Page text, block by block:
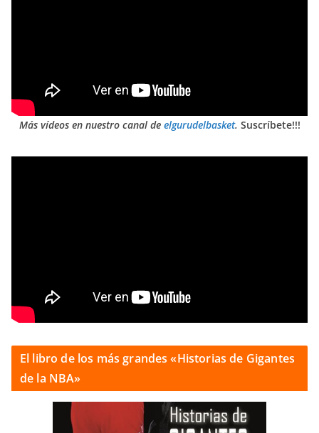
Más vídeos en nuestro canal de elgurudelbasket. Suscríbete!!!
El libro de los más grandes «Historias de Gigantes
de la NBA»